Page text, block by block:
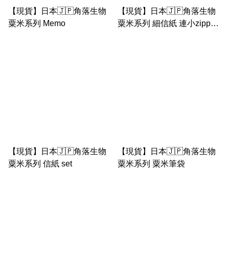
【現貨】日本🇯🇵角落生物
粟米系列 Memo
【現貨】日本🇯🇵角落生物
粟米系列 細信紙 連小zipper
【現貨】日本🇯🇵角落生物
粟米系列 信紙 set
【現貨】日本🇯🇵角落生物
粟米系列 粟米筆袋